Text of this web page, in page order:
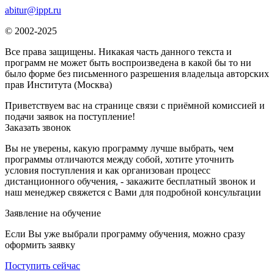
abitur@ippt.ru
© 2002-2025
Все права защищены. Никакая часть данного текста и
программ не может быть воспроизведена в какой бы то ни
было форме без письменного разрешения владельца авторских
прав Института (Москва)
Приветствуем вас на странице связи с приёмной комиссией и
подачи заявок на поступление!
Заказать звонок
Вы не уверены, какую программу лучше выбрать, чем
программы отличаются между собой, хотите уточнить
условия поступления и как организован процесс
дистанционного обучения, - закажите бесплатный звонок и
наш менеджер свяжется с Вами для подробной консультации
Заявление на обучение
Если Вы уже выбрали программу обучения, можно сразу
оформить заявку
Поступить сейчас